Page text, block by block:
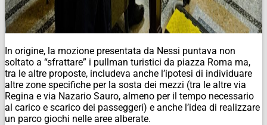
In origine, la mozione presentata da Nessi puntava non
soltato a “sfrattare” i pullman turistici da piazza Roma ma,
tra le altre proposte, includeva anche l’ipotesi di individuare
altre zone specifiche per la sosta dei mezzi (tra le altre via
Regina e via Nazario Sauro, almeno per il tempo necessario
al carico e scarico dei passeggeri) e anche l’idea di realizzare
un parco giochi nelle aree alberate.